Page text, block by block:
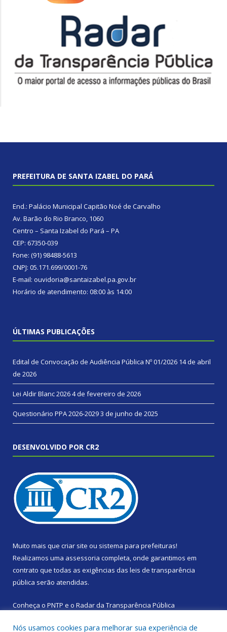
PREFEITURA DE SANTA IZABEL DO PARÁ
End.: Palácio Municipal Capitão Noé de Carvalho
Av. Barão do Rio Branco, 1060
Centro – Santa Izabel do Pará – PA
CEP: 67350-039
Fone: (91) 98488-5613
CNPJ: 05.171.699/0001-76
E-mail: ouvidoria@santaizabel.pa.gov.br
Horário de atendimento: 08:00 às 14:00
ÚLTIMAS PUBLICAÇÕES
Edital de Convocação de Audiência Pública Nº 01/2026 14 de abril
de 2026
Lei Aldir Blanc 20264 de fevereiro de 2026
Questionário PPA 2026-20293 de junho de 2025
DESENVOLVIDO POR CR2
Muito mais que criar site ou sistema para prefeituras!
Realizamos uma assessoria completa, onde garantimos em
contrato que todas as exigências das leis de transparência
pública serão atendidas.
Conheça o PNTP e o Radar da Transparência Pública
Nós usamos cookies para melhorar sua experiência de